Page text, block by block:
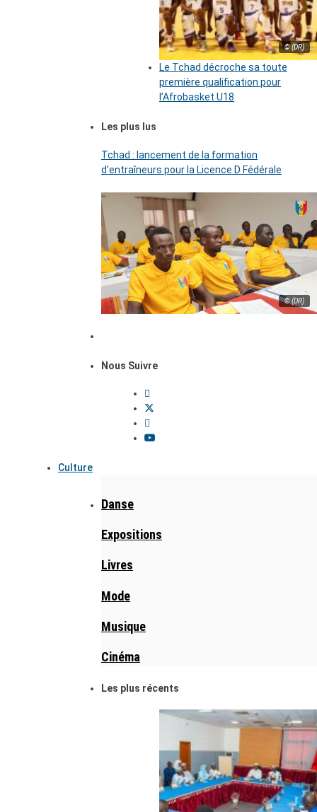
© (DR)
Le Tchad décroche sa toute
première qualification pour
l’Afrobasket U18
Les plus lus
Tchad : lancement de la formation
d’entraîneurs pour la Licence D Fédérale
© (DR)
Nous Suivre
Culture
Danse
Expositions
Livres
Mode
Musique
Cinéma
Les plus récents